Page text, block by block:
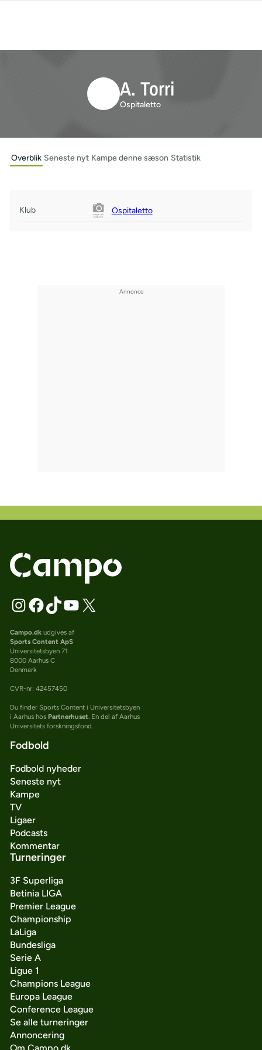
A. Torri
Ospitaletto
Overblik Seneste nyt Kampe denne sæson Statistik
Klub Ospitaletto
Campo.dkudgives af
Sports Content ApS
Universitetsbyen 71
8000 Aarhus C
Denmark
CVR-nr: 42457450
Du finder Sports Content i Universitetsbyen
i Aarhus hos Partnerhuset. En del af Aarhus
Universitets forskningsfond.
Fodbold
Fodbold nyheder
Seneste nyt
Kampe
TV
Ligaer
Podcasts
Kommentar
Turneringer
3F Superliga
Betinia LIGA
Premier League
Championship
LaLiga
Bundesliga
Serie A
Ligue 1
Champions League
Europa League
Conference League
Se alle turneringer
Annoncering